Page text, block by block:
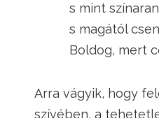
s mint színarany
s magától
Boldog, mert
Arra vágyik, hogy
szívében, a